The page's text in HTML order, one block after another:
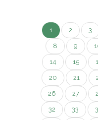
1 2 3
8 9
14 15
20 21
26 27
32 33